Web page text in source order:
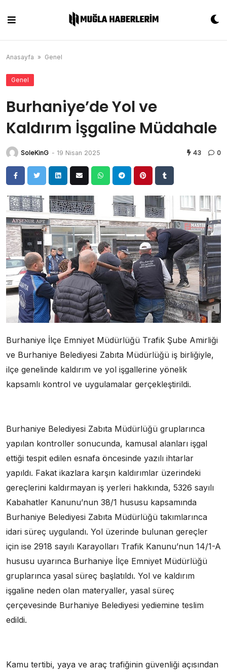
content
Anasayfa » Genel
Genel
Burhaniye’de Yol ve
Kaldırım İşgaline Müdahale
SoleKinG - 19 Nisan 2025 43 0
Burhaniye İlçe Emniyet Müdürlüğü Trafik Şube Amirliği
ve Burhaniye Belediyesi Zabıta Müdürlüğü iş birliğiyle,
ilçe genelinde kaldırım ve yol işgallerine yönelik
kapsamlı kontrol ve uygulamalar gerçekleştirildi.
Burhaniye Belediyesi Zabıta Müdürlüğü gruplarınca
yapılan kontroller sonucunda, kamusal alanları işgal
ettiği tespit edilen esnafa öncesinde yazılı ihtarlar
yapıldı. Fakat ikazlara karşın kaldırımlar üzerindeki
gereçlerini kaldırmayan iş yerleri hakkında, 5326 sayılı
Kabahatler Kanunu’nun 38/1 hususu kapsamında
Burhaniye Belediyesi Zabıta Müdürlüğü takımlarınca
idari süreç uygulandı. Yol üzerinde bulunan gereçler
için ise 2918 sayılı Karayolları Trafik Kanunu’nun 14/1-A
hususu uyarınca Burhaniye İlçe Emniyet Müdürlüğü
gruplarınca yasal süreç başlatıldı. Yol ve kaldırım
işgaline neden olan materyaller, yasal süreç
çerçevesinde Burhaniye Belediyesi yediemine teslim
edildi.
Kamu tertibi, yaya ve araç trafiğinin güvenliği açısından